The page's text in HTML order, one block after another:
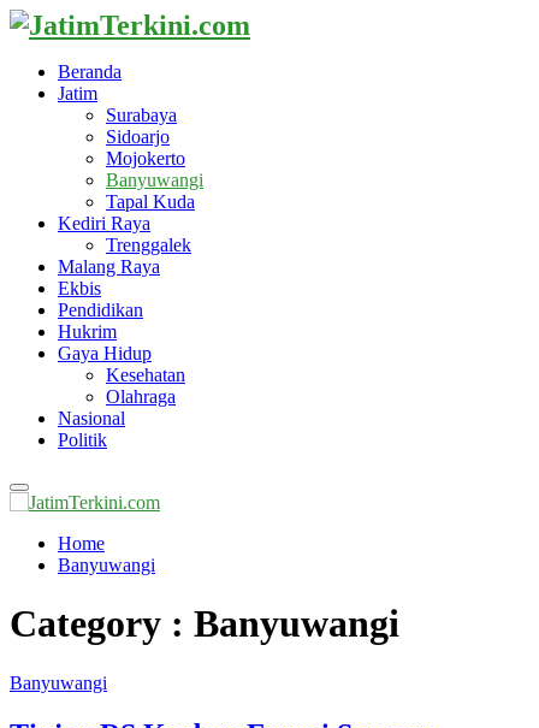
Beranda
Jatim
Surabaya
Sidoarjo
Mojokerto
Banyuwangi
Tapal Kuda
Kediri Raya
Trenggalek
Malang Raya
Ekbis
Pendidikan
Hukrim
Gaya Hidup
Kesehatan
Olahraga
Nasional
Politik
Primary
Menu
Home
Banyuwangi
Category : Banyuwangi
Banyuwangi